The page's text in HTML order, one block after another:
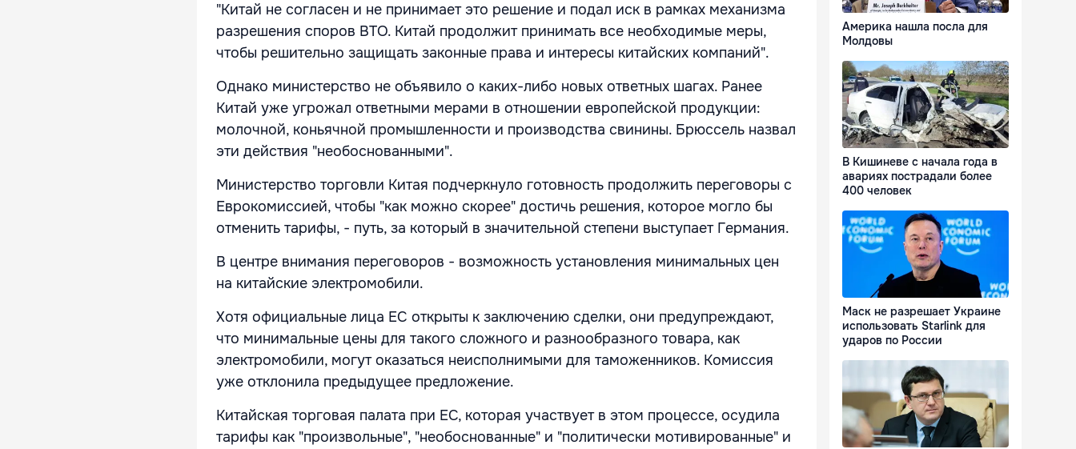
"Китай не согласен и не принимает это решение и подал иск в рамках механизма
разрешения споров ВТО. Китай продолжит принимать все необходимые меры,
чтобы решительно защищать законные права и интересы китайских компаний".
Однако министерство не объявило о каких-либо новых ответных шагах. Ранее
Китай уже угрожал ответными мерами в отношении европейской продукции:
молочной, коньячной промышленности и производства свинины. Брюссель назвал
эти действия "необоснованными".
Министерство торговли Китая подчеркнуло готовность продолжить переговоры с
Еврокомиссией, чтобы "как можно скорее" достичь решения, которое могло бы
отменить тарифы, - путь, за который в значительной степени выступает Германия.
В центре внимания переговоров - возможность установления минимальных цен
на китайские электромобили.
Хотя официальные лица ЕС открыты к заключению сделки, они предупреждают,
что минимальные цены для такого сложного и разнообразного товара, как
электромобили, могут оказаться неисполнимыми для таможенников. Комиссия
уже отклонила предыдущее предложение.
Китайская торговая палата при ЕС, которая участвует в этом процессе, осудила
тарифы как "произвольные", "необоснованные" и "политически мотивированные" и
Америка нашла посла для
Молдовы
В Кишиневе с начала года в
авариях пострадали более
400 человек
Маск не разрешает Украине
использовать Starlink для
ударов по России